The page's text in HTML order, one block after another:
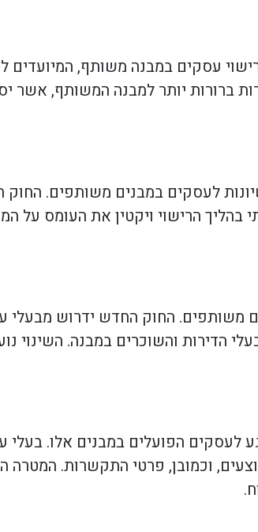
רישוי עסקים במבנה משותף,
ברורות יותר למבנה המשותף, אשר
לעסקים במבנים משותפים.
הרישוי ויקטין את העומס על
משותפים. החוק החדש ידרוש מבעלי
הדירות והשוכרים במבנה. השינוי
הפועלים במבנים אלו. בעלי
וכמובן, פרטי התקשרות. המטרה